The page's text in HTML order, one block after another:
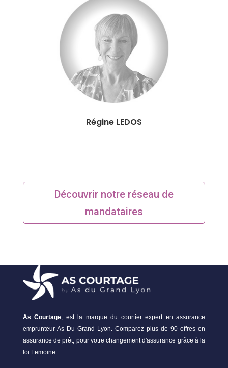
Régine LEDOS
Découvrir notre réseau de
mandataires
As Courtage, est la marque du courtier expert en assurance
emprunteur As Du Grand Lyon. Comparez plus de 90 offres en
assurance de prêt, pour votre changement d'assurance grâce à la
loi Lemoine.